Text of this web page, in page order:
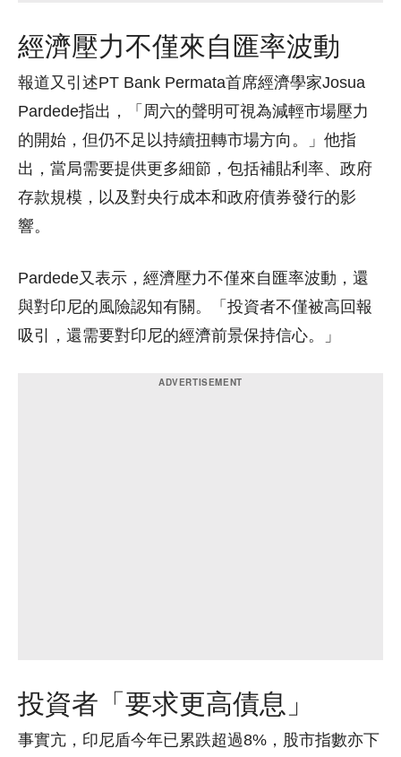
經濟壓力不僅來自匯率波動
報道又引述PT Bank Permata首席經濟學家Josua
Pardede指出，「周六的聲明可視為減輕市場壓力
的開始，但仍不足以持續扭轉市場方向。」他指
出，當局需要提供更多細節，包括補貼利率、政府
存款規模，以及對央行成本和政府債券發行的影
響。
Pardede又表示，經濟壓力不僅來自匯率波動，還
與對印尼的風險認知有關。「投資者不僅被高回報
吸引，還需要對印尼的經濟前景保持信心。」
投資者「要求更高債息」
事實亢，印尼盾今年已累跌超過8%，股市指數亦下